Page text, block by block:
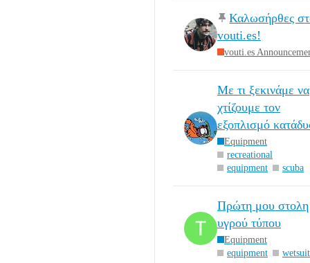
Καλωσήρθες
vouti.es!
vouti.es
Με τι ξεκινάμε να
χτίζουμε τον
εξοπλισμό
Equipment
recreational
equipment
scuba
Πρώτη μου στολη
υγρού τύπου
Equipment
equipment
wetsuit